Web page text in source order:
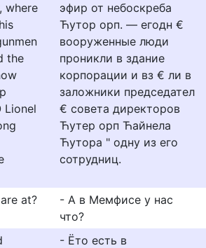
where
the
Lionel
эфир от небоскреба
Ћутор орп. — егодн €
вооруженные люди
проникли в здание
корпорации и вз € ли в
заложники председател
€ совета директоров
Ћутер орп Ћайнела
Ћутора " одну из его
сотрудниц.
at?
- А в Мемфисе у нас
что?
- Ётo ecть в